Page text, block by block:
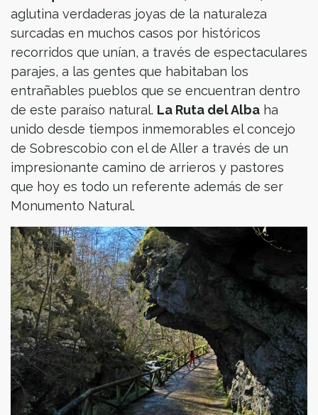
aglutina verdaderas joyas de la naturaleza
surcadas en muchos casos por históricos
recorridos que unían, a través de espectaculares
parajes, a las gentes que habitaban los
entrañables pueblos que se encuentran dentro
de este paraíso natural. La Ruta del Alba ha
unido desde tiempos inmemorables el concejo
de Sobrescobio con el de Aller a través de un
impresionante camino de arrieros y pastores
que hoy es todo un referente además de ser
Monumento Natural.